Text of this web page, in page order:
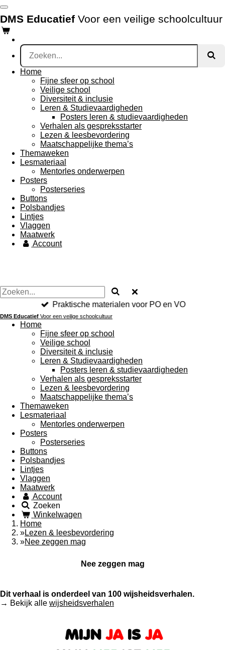
Ga
direct
naar
de
hoofdinhoud
DMS Educatief Voor een veilige schoolcultuur
Home
Fijne sfeer op school
Veilige school
Diversiteit & inclusie
Leren & Studievaardigheden
Posters leren & studievaardigheden
Verhalen als gespreksstarter
Lezen & leesbevordering
Maatschappelijke thema’s
Themaweken
Lesmateriaal
Mentorles onderwerpen
Posters
Posterseries
Buttons
Polsbandjes
Lintjes
Vlaggen
Maatwerk
Account
Praktische materialen voor PO en VO
DMS Educatief Voor een veilige schoolcultuur
Home
Fijne sfeer op school
Veilige school
Diversiteit & inclusie
Leren & Studievaardigheden
Posters leren & studievaardigheden
Verhalen als gespreksstarter
Lezen & leesbevordering
Maatschappelijke thema’s
Themaweken
Lesmateriaal
Mentorles onderwerpen
Posters
Posterseries
Buttons
Polsbandjes
Lintjes
Vlaggen
Maatwerk
Account
Zoeken
Winkelwagen
Home
»Lezen & leesbevordering
»Nee zeggen mag
Nee zeggen mag
Dit verhaal is onderdeel van 100 wijsheidsverhalen.
→ Bekijk alle wijsheidsverhalen